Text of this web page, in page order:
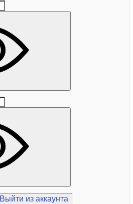
Выйти из аккаунта